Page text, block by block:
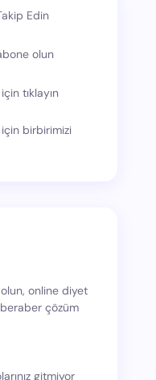
Edin
olun
tıklayın
birbirimizi
online diyet
çözüm
gitmiyor